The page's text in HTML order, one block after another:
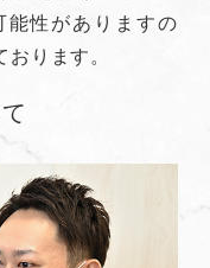
能性がありますの
ります。